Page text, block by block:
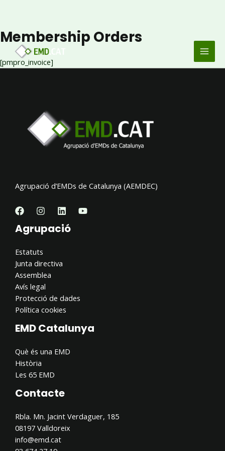
Vés
contingut
Membership Orders
[pmpro_invoice]
Agrupació d’EMDs de Catalunya (AEMDEC)
Agrupació
Estatuts
Junta directiva
Assemblea
Avís legal
Protecció de dades
Política cookies
EMD Catalunya
Què és una EMD
Història
Les 65 EMD
Contacte
Rbla. Mn. Jacint Verdaguer, 185
08197 Valldoreix
info@emd.cat